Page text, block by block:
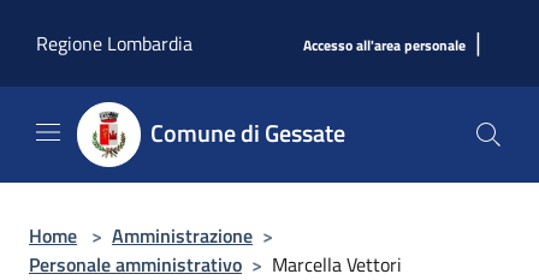
Regione Lombardia
Accesso all'area personale |
Comune di Gessate
Home > Amministrazione >
Personale amministrativo > Marcella Vettori